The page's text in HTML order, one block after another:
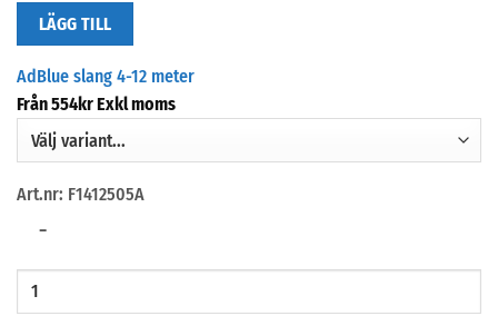
LÄGG TILL
AdBlue slang 4-12 meter
Från554krExkl moms
Art.nr: F1412505A
−